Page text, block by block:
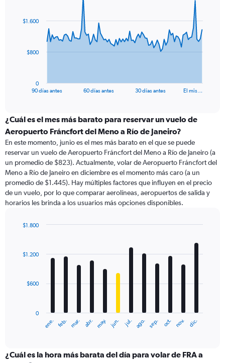
data
The
categories.
Range:
91
categories.
The
chart
has
1
Y
axis
values.
to
90 días antes 60 días antes 30 días antes El mis…
0
$800
$1.600
¿Cuál es el mes más barato para reservar un vuelo de
Aeropuerto Fráncfort del Meno a Río de Janeiro?
En este momento, junio es el mes más barato en el que se puede
reservar un vuelo de Aeropuerto Fráncfort del Meno a Río de Janeiro (a
un promedio de $823). Actualmente, volar de Aeropuerto Fráncfort del
Meno a Río de Janeiro en diciembre es el momento más caro (a un
promedio de $1.445). Hay múltiples factores que influyen en el precio
de un vuelo, por lo que comparar aerolíneas, aeropuertos de salida y
horarios les brinda a los usuarios más opciones disponibles.
with
12
The
categories.
ene. feb. mar. abr. may. jun. jul. ago. sep. oct. nov. dic.
0
$600
$1.200
$1.800
¿Cuál es la hora más barata del día para volar de FRA a